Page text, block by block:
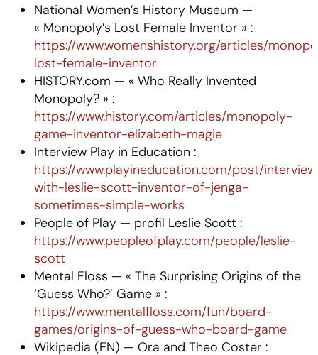
National Women’s History Museum —
« Monopoly’s Lost Female Inventor » :
https://www.womenshistory.org/articles/
lost-female-inventor
HISTORY.com — « Who Really Invented
Monopoly? » :
https://www.history.com/articles/monopoly-
game-inventor-elizabeth-magie
Interview Play in Education :
https://www.playineducation.com/post/
with-leslie-scott-inventor-of-jenga-
sometimes-simple-works
People of Play — profil Leslie Scott :
https://www.peopleofplay.com/people/leslie-
scott
Mental Floss — « The Surprising Origins of the
‘Guess Who?’ Game » :
https://www.mentalfloss.com/fun/board-
games/origins-of-guess-who-board-game
Wikipedia (EN) — Ora and Theo Coster :